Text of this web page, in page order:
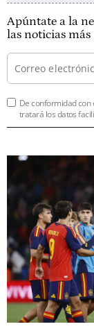
Apúntate a la
las noticias
De conformidad con
tratará los datos